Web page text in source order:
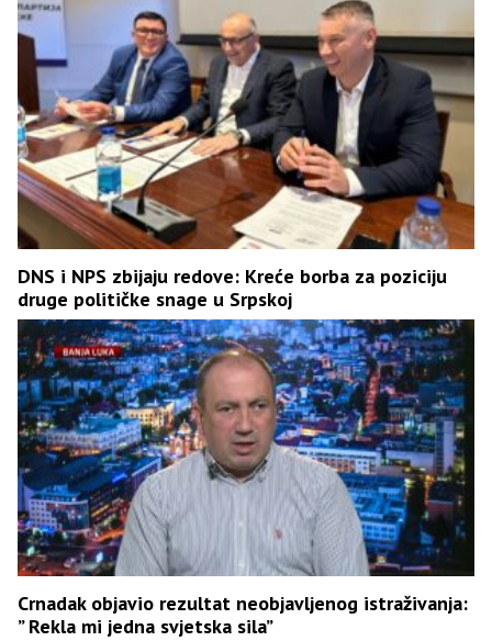
DNS i NPS zbijaju redove: Kreće borba za poziciju
druge političke snage u Srpskoj
Crnadak objavio rezultat neobjavljenog istraživanja:
” Rekla mi jedna svjetska sila”